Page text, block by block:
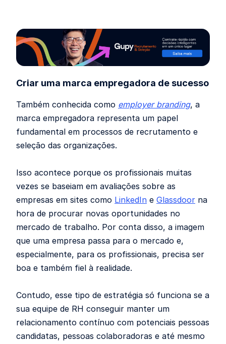
Criar uma marca empregadora de sucesso
Também conhecida como employer branding, a
marca empregadora representa um papel
fundamental em processos de recrutamento e
seleção das organizações.
Isso acontece porque os profissionais muitas
vezes se baseiam em avaliações sobre as
empresas em sites como LinkedIn e Glassdoor na
hora de procurar novas oportunidades no
mercado de trabalho. Por conta disso, a imagem
que uma empresa passa para o mercado e,
especialmente, para os profissionais, precisa ser
boa e também fiel à realidade.
Contudo, esse tipo de estratégia só funciona se a
sua equipe de RH conseguir manter um
relacionamento contínuo com potenciais pessoas
candidatas, pessoas colaboradoras e até mesmo